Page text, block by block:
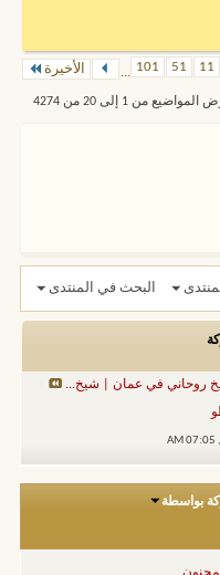
11
51
101
... الأخيرة
من 1 إلى 20 من 4274
البحث في المنتدى
روحاني في عمان | شيخ...
07:05 AM
بواسطة